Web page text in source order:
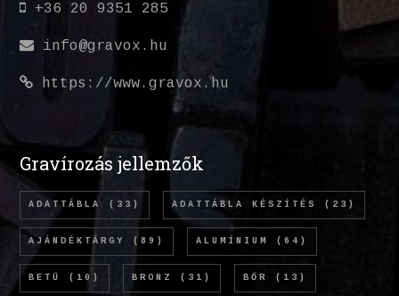
+36 20 9351 285
info@gravox.hu
https://www.gravox.hu
Gravírozás jellemzők
ADATTÁBLA (33) ADATTÁBLA KÉSZÍTÉS (23)
AJÁNDÉKTÁRGY (89) ALUMÍNIUM (64)
BETŰ (10) BRONZ (31) BŐR (13)